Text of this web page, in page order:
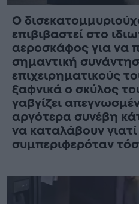
Ο
επιβιβαστεί στο
αεροσκάφος για να
σημαντική
επιχειρηματικούς
ξαφνικά ο σκύλος
γαβγίζει
αργότερα συνέβη
να καταλάβουν
συμπεριφερόταν